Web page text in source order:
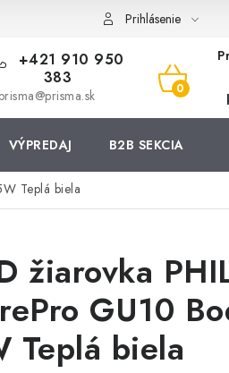
Prihlásenie
+421 910 950
383
KOŠÍK
VÝPREDAJ B2B SEKCIA
Teplá biela
žiarovka
GU10
Teplá biela